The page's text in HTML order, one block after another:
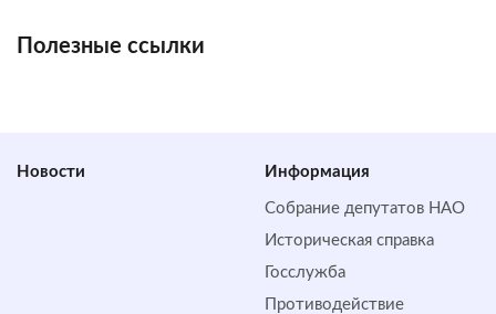
Полезные ссылки
Новости Информация
Собрание депутатов НАО
Историческая справка
Госслужба
Противодействие